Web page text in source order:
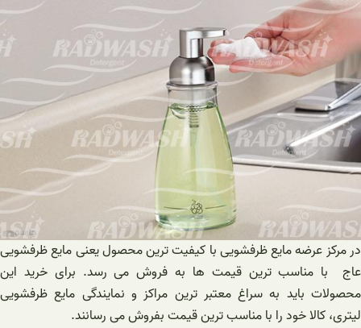
در مرکز عرضه مایع ظرفشویی با کیفیت ترین محصول یعنی مایع ظرفشویی
عاج با مناسب ترین قیمت ها به فروش می رسد. برای خرید این
محصولات باید به سراغ معتبر ترین مراکز و نمایندگی مایع ظرفشویی
لیتری، کالا خود را با مناسب ترین قیمت بفروش می رسانند.